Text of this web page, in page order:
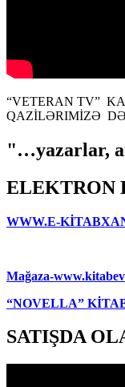
“VETERAN TV”
QAZİLƏRIMİZƏ
"…yazarlar,
ELEKTRON
WWW.E-
Mağaza-
“NOVELLA”
SATIŞDA